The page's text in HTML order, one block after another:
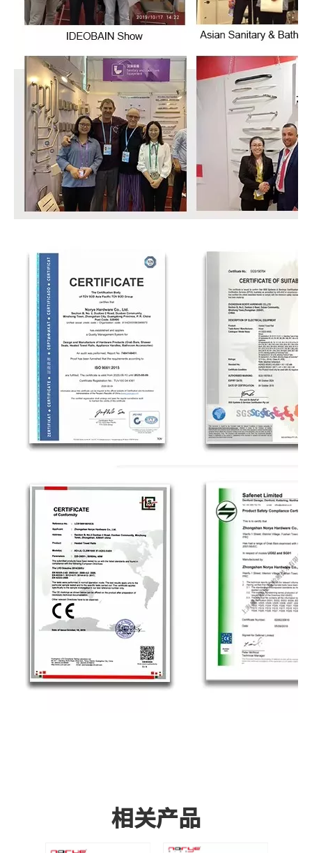
相关产品